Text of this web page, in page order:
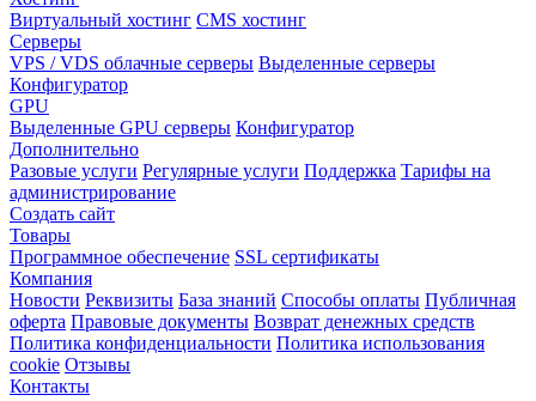
Виртуальный хостинг CMS хостинг
Серверы
VPS / VDS облачные серверы Выделенные серверы
Конфигуратор
GPU
Выделенные GPU серверы Конфигуратор
Дополнительно
Разовые услуги Регулярные услуги Поддержка Тарифы на
администрирование
Создать сайт
Товары
Программное обеспечение SSL сертификаты
Компания
Новости Реквизиты База знаний Способы оплаты Публичная
оферта Правовые документы Возврат денежных средств
Политика конфиденциальности Политика использования
cookie Отзывы
Контакты